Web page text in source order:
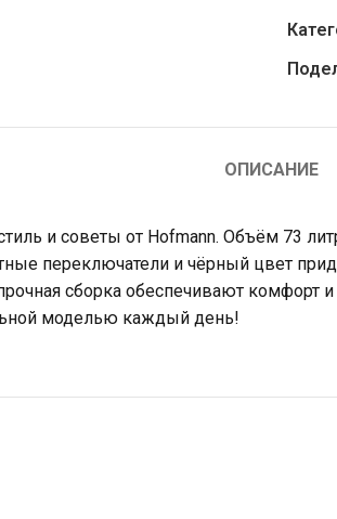
ОПИСАНИЕ
и советы от Hofmann. Объём 73
переключатели и чёрный цвет
сборка обеспечивают комфорт
моделью каждый день!